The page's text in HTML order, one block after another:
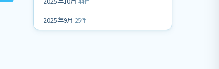
2025年9月 25件